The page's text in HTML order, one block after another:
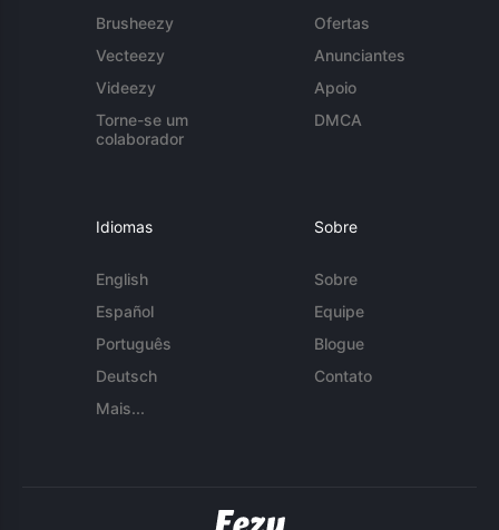
Brusheezy
Vecteezy
Videezy
Torne-se um
colaborador
Ofertas
Anunciantes
Apoio
DMCA
Idiomas
English
Español
Português
Deutsch
Mais...
Sobre
Sobre
Equipe
Blogue
Contato